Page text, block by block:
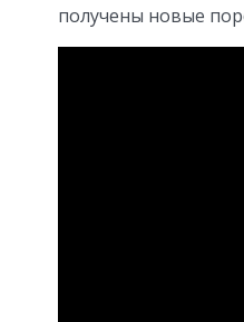
получены новые